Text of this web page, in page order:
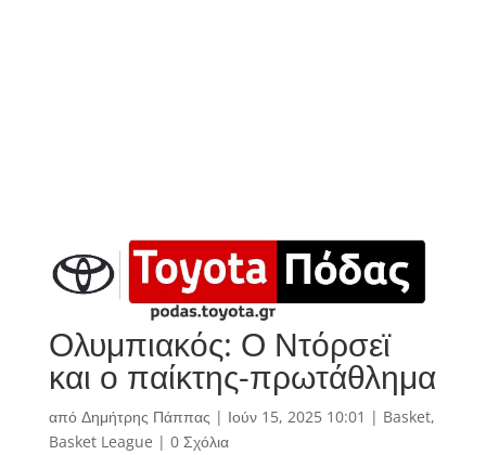
Ολυμπιακός: Ο Ντόρσεϊ
και ο παίκτης-πρωτάθλημα
από Δημήτρης Πάππας | Ιούν 15, 2025 10:01 | Basket,
Basket League | 0 Σχόλια